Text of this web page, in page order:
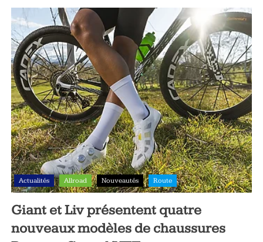
Actualités Allroad Nouveautés Route
Giant et Liv présentent quatre
nouveaux modèles de chaussures